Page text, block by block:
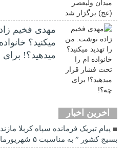
مهدی فخیم
میکنید؟
میدهید؟!
اخرین اخبار
پیام تبریک فرمانده سپاه کربلا
بسیج کشور ” به مناسبت ۵ شهریورماه روز ملی کشتی